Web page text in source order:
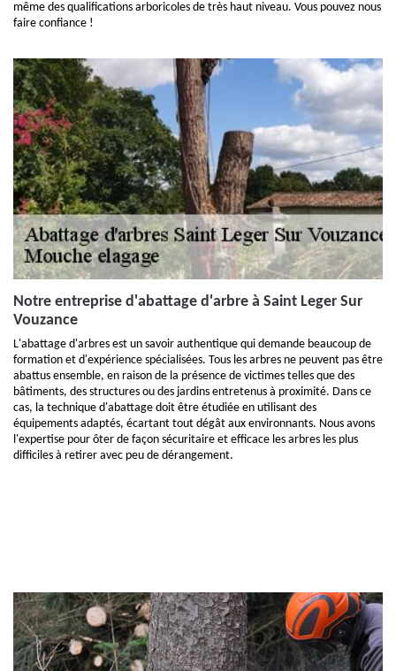
même des qualifications arboricoles de très haut niveau. Vous pouvez nous
faire confiance !
Notre entreprise d'abattage d'arbre à Saint Leger Sur
Vouzance
L'abattage d'arbres est un savoir authentique qui demande beaucoup de
formation et d'expérience spécialisées. Tous les arbres ne peuvent pas être
abattus ensemble, en raison de la présence de victimes telles que des
bâtiments, des structures ou des jardins entretenus à proximité. Dans ce
cas, la technique d'abattage doit être étudiée en utilisant des
équipements adaptés, écartant tout dégât aux environnants. Nous avons
l'expertise pour ôter de façon sécuritaire et efficace les arbres les plus
difficiles à retirer avec peu de dérangement.